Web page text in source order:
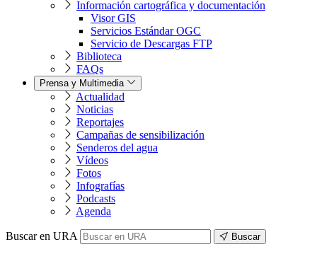
Información cartográfica y documentación
Visor GIS
Servicios Estándar OGC
Servicio de Descargas FTP
Biblioteca
FAQs
Prensa y Multimedia
Actualidad
Noticias
Reportajes
Campañas de sensibilización
Senderos del agua
Vídeos
Fotos
Infografías
Podcasts
Agenda
Buscar en URA Buscar